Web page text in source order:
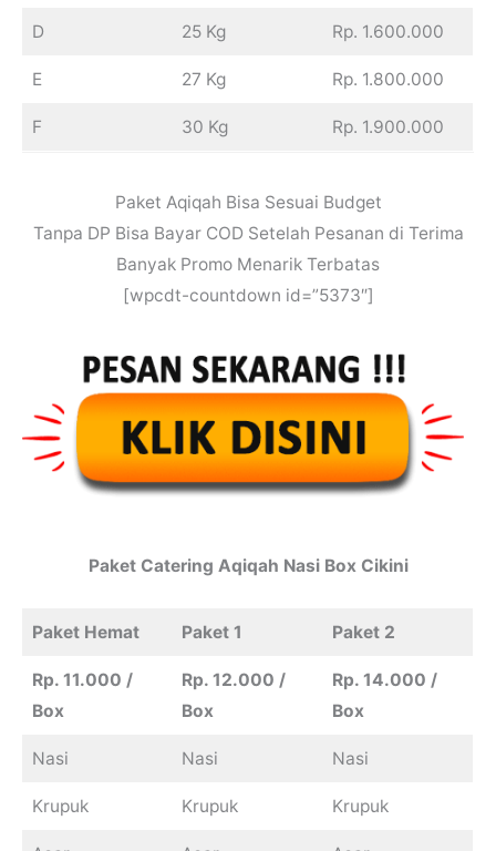
D 25 Kg Rp. 1.600.000
E 27 Kg Rp. 1.800.000
F 30 Kg Rp. 1.900.000
Paket Aqiqah Bisa Sesuai Budget
Tanpa DP Bisa Bayar COD Setelah Pesanan di Terima
Banyak Promo Menarik Terbatas
[wpcdt-countdown id=”5373″]
Paket Catering Aqiqah Nasi Box Cikini
Paket Hemat Paket 1 Paket 2
Rp. 11.000 /
Box
Rp. 12.000 /
Box
Rp. 14.000 /
Box
Nasi Nasi Nasi
Krupuk Krupuk Krupuk